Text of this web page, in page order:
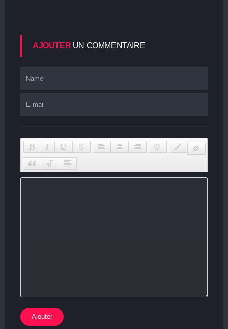
AJOUTER UN COMMENTAIRE
Ajouter